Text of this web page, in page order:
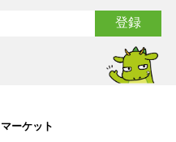
マーケット